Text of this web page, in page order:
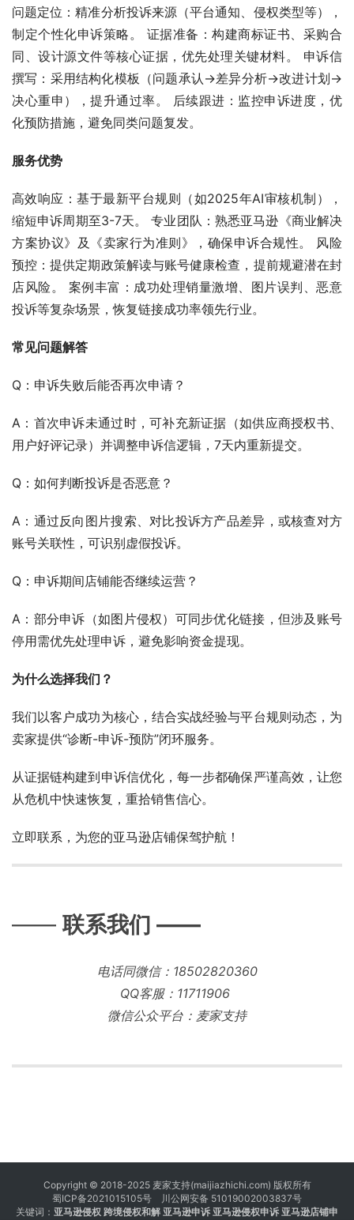
问题定位：精准分析投诉来源（平台通知、侵权类型等），
制定个性化申诉策略。 证据准备：构建商标证书、采购合
同、设计源文件等核心证据，优先处理关键材料。 申诉信
撰写：采用结构化模板（问题承认→差异分析→改进计划→
决心重申），提升通过率。 后续跟进：监控申诉进度，优
化预防措施，避免同类问题复发。
服务优势
高效响应：基于最新平台规则（如2025年AI审核机制），
缩短申诉周期至3-7天。 专业团队：熟悉亚马逊《商业解决
方案协议》及《卖家行为准则》，确保申诉合规性。 风险
预控：提供定期政策解读与账号健康检查，提前规避潜在封
店风险。 案例丰富：成功处理销量激增、图片误判、恶意
投诉等复杂场景，恢复链接成功率领先行业。
常见问题解答
Q：申诉失败后能否再次申请？
A：首次申诉未通过时，可补充新证据（如供应商授权书、
用户好评记录）并调整申诉信逻辑，7天内重新提交。
Q：如何判断投诉是否恶意？
A：通过反向图片搜索、对比投诉方产品差异，或核查对方
账号关联性，可识别虚假投诉。
Q：申诉期间店铺能否继续运营？
A：部分申诉（如图片侵权）可同步优化链接，但涉及账号
停用需优先处理申诉，避免影响资金提现。
为什么选择我们？
我们以客户成功为核心，结合实战经验与平台规则动态，为
卖家提供“诊断-申诉-预防”闭环服务。
从证据链构建到申诉信优化，每一步都确保严谨高效，让您
从危机中快速恢复，重拾销售信心。
立即联系，为您的亚马逊店铺保驾护航！
——联系我们 ——
电话同微信：18502820360
QQ客服：11711906
微信公众平台：麦家支持
Copyright © 2018-2025 麦家支持(maijiazhichi.com) 版权所有
蜀ICP备2021015105号
川公网安备 51019002003837号
关键词： 亚马逊侵权 跨境侵权和解 亚马逊申诉 亚马逊侵权申诉 亚马逊店铺申